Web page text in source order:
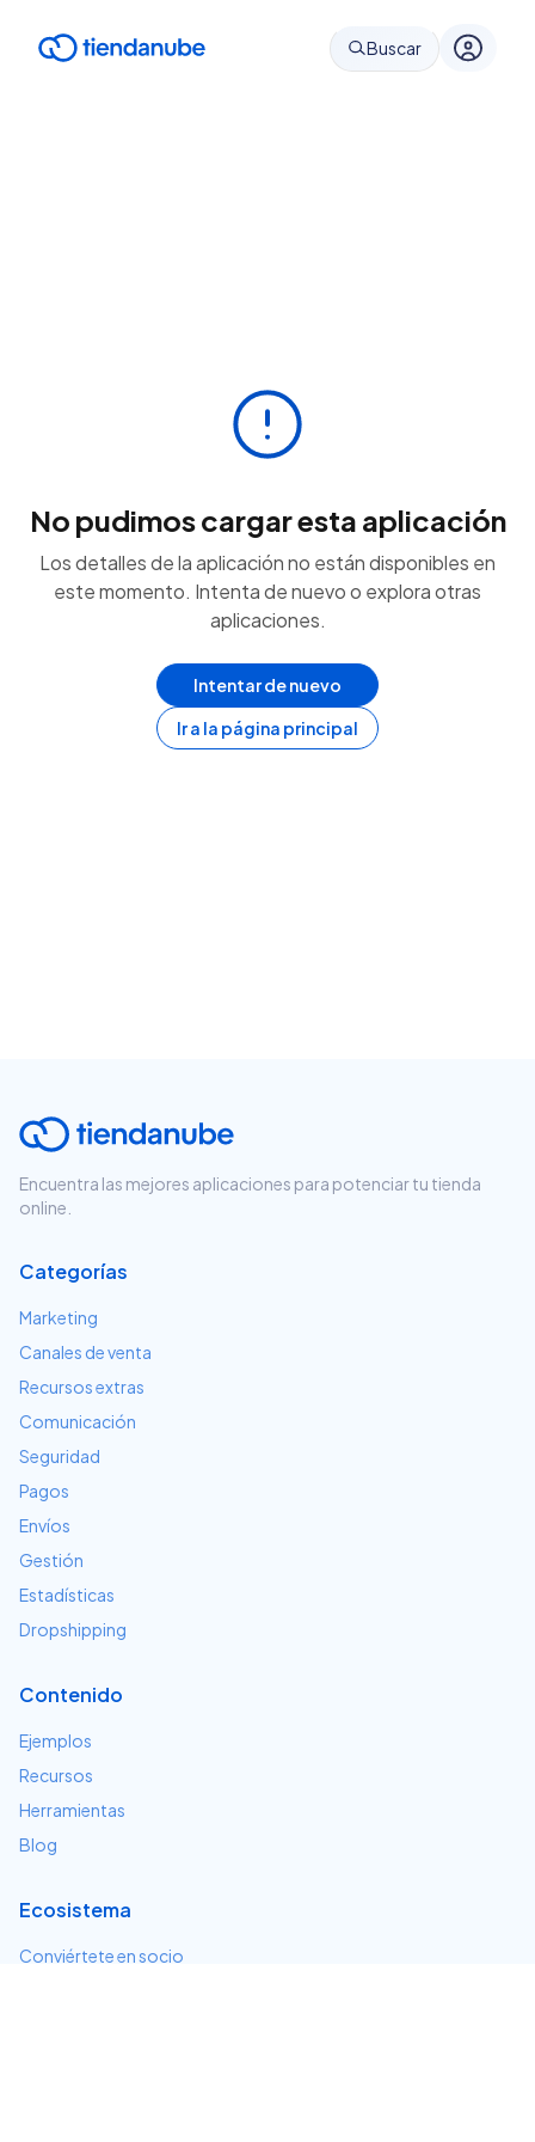
Buscar
No pudimos cargar esta aplicación
Los detalles de la aplicación no están disponibles en
este momento. Intenta de nuevo o explora otras
aplicaciones.
Intentar de nuevo
Ir a la página principal
Encuentra las mejores aplicaciones para potenciar tu tienda
online.
Categorías
Marketing
Canales de venta
Recursos extras
Comunicación
Seguridad
Pagos
Envíos
Gestión
Estadísticas
Dropshipping
Contenido
Ejemplos
Recursos
Herramientas
Blog
Ecosistema
Conviértete en socio